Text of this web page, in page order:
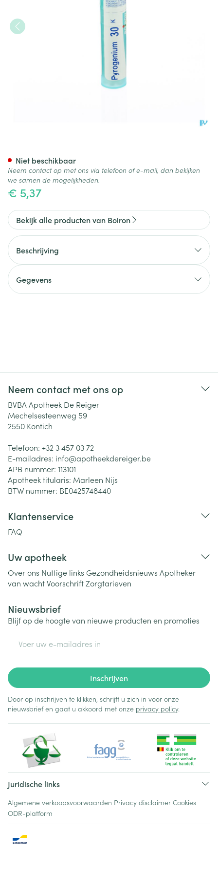
€ 5,37
Niet beschikbaar
Neem contact op met ons via telefoon of e-mail, dan bekijken
we samen de mogelijkheden.
Bekijk alle producten van Boiron
Beschrijving
Gegevens
Neem contact met ons op
BVBA Apotheek De Reiger
Mechelsesteenweg 59
2550 Kontich
Telefoon: +32 3 457 03 72
E-mailadres: info@apotheekdereiger.be
APB nummer: 113101
Apotheek titularis: Marleen Nijs
BTW nummer: BE0425748440
Klantenservice
FAQ
Uw apotheek
Over ons Nuttige links Gezondheidsnieuws Apotheker
van wachtVoorschriftZorgtarieven
Nieuwsbrief
Blijf op de hoogte van nieuwe producten en promoties
Inschrijven
Door op inschrijven te klikken, schrijft u zich in voor onze
nieuwsbrief en gaat u akkoord met onze privacy policy.
Juridische links
Algemene verkoopsvoorwaarden Privacy disclaimer Cookies
ODR-platform